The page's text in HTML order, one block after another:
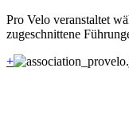
Pro Velo veranstaltet
zugeschnittene
+